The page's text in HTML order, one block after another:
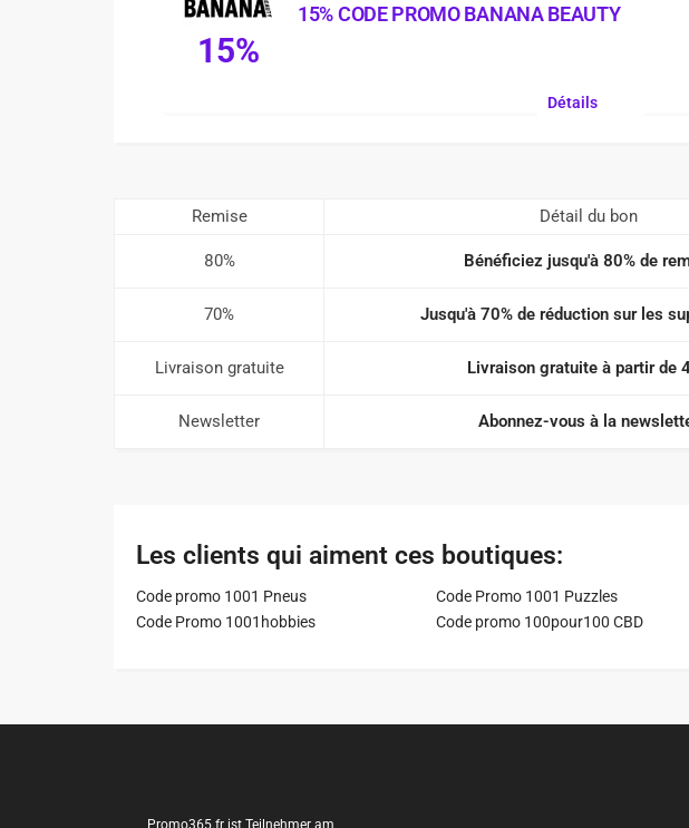
15%
15% CODE PROMO BANANA BEAUTY
Détails
Remise Détail du bon
80% Bénéficiez jusqu'à 80% de
70% Jusqu'à 70% de réduction sur les
Livraison gratuite Livraison gratuite à partir de
Newsletter Abonnez-vous à la
Les clients qui aiment ces boutiques:
Code promo 1001 Pneus Code Promo 1001 Puzzles
Code Promo 1001hobbies
Code promo 100pour100 CBD